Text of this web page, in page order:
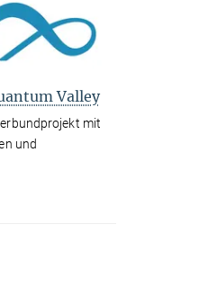
Valley
mit
und